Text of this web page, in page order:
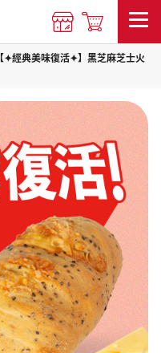
【✦經典美味復活✦】黑芝麻芝士火